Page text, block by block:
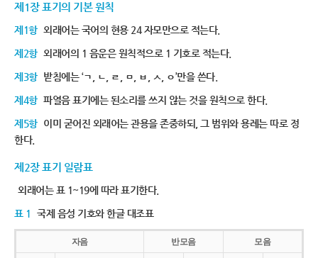
제1장 표기의 기본 원칙
제1항 외래어는 국어의 현용 24 자모만으로 적는다.
제2항 외래어의 1 음운은 원칙적으로 1 기호로 적는다.
제3항 받침에는 ‘ㄱ, ㄴ, ㄹ, ㅁ, ㅂ, ㅅ, ㅇ’만을 쓴다.
제4항 파열음 표기에는 된소리를 쓰지 않는 것을 원칙으로 한다.
제5항 이미 굳어진 외래어는 관용을 존중하되, 그 범위와 용례는 따로 정
한다.
제2장 표기 일람표
외래어는 표 1~19에 따라 표기한다.
표 1 국제 음성 기호와 한글 대조표
자음 반모음 모음